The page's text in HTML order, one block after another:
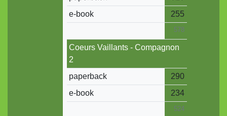
e-book
255
578
Coeurs Vaillants - Compagnon
2
paperback
290
e-book
234
524